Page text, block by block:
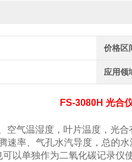
价格区
应用领
FS-3080H 光合
空气温湿度，叶片温度，光合
速率、气孔水汽导度，总的
以单独作为二氧化碳记录仪使